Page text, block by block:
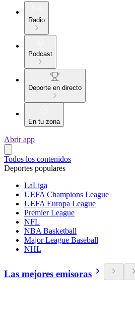
Radio
Podcast
Deporte en directo
En tu zona
Abrir app
Todos los contenidos
Deportes populares
LaLiga
UEFA Champions League
UEFA Europa League
Premier League
NFL
NBA Basketball
Major League Baseball
NHL
Las mejores emisoras